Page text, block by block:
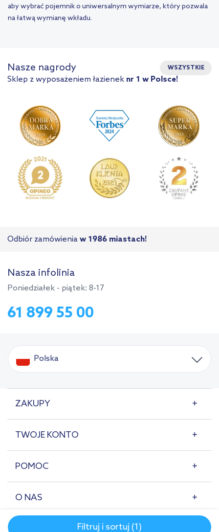
aby wybrać pojemnik o uniwersalnym wymiarze, który pozwala
na łatwą wymianę wkładu.
Nasze nagrody WSZYSTKIE
Sklep z wyposażeniem łazienek nr 1 w Polsce!
Odbiór zamówienia w 1986 miastach!
Nasza infolinia
Poniedziałek - piątek: 8-17
61 899 55 00
Polska
ZAKUPY
TWOJE KONTO
POMOC
O NAS
Filtruj i sortuj (1)